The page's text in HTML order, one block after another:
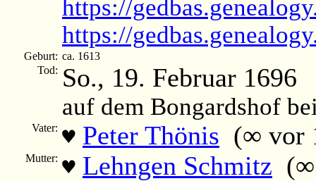
https://
https://
Geburt: ca. 1613
Tod: So., 19. Februar 1696
auf dem Bongardshof
Vater: ♥ Peter Thönis (∞ vor
Mutter: ♥ Lehngen Schmitz (∞